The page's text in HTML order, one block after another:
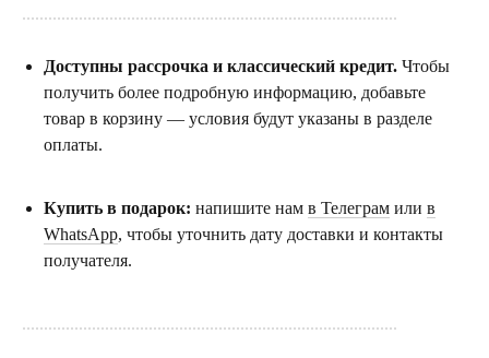
......................................................................................
Доступны рассрочка и классический кредит. Чтобы
получить более подробную информацию, добавьте
товар в корзину — условия будут указаны в разделе
оплаты.
Купить в подарок: напишите нам в Телеграм или в
WhatsApp, чтобы уточнить дату доставки и контакты
получателя.
......................................................................................